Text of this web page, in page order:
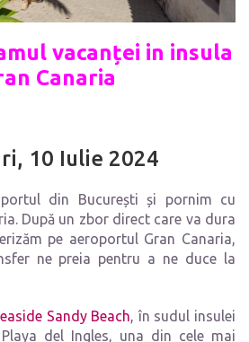
vacanței in insula
Canaria
10 Iulie 2024
din București și pornim cu
După un zbor direct care va dura
pe aeroportul Gran Canaria,
ne preia pentru a ne duce la
Sandy Beach , în sudul insulei
del Ingles, una din cele mai